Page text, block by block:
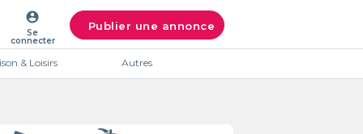
account_circle
Se
connecter
Publier une annonce
& Loisirs Autres